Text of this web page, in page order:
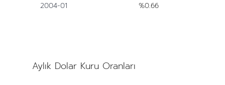
2004-01 %0.66
Aylık Dolar Kuru Oranları